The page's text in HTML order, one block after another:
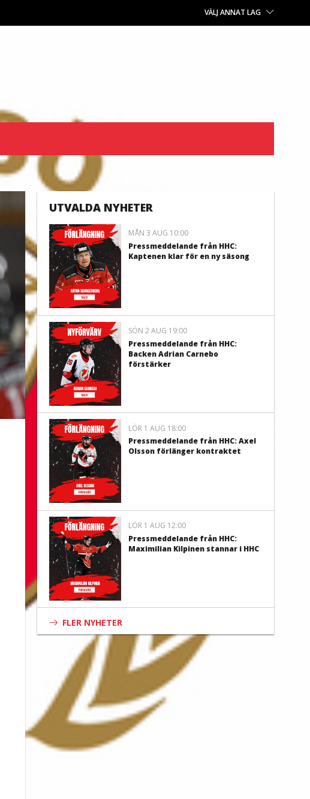
VÄLJ ANNAT LAG
UTVALDA NYHETER
MÅN 3 AUG 10:00
Pressmeddelande från HHC:
Kaptenen klar för en ny säsong
SÖN 2 AUG 19:00
Pressmeddelande från HHC:
Backen Adrian Carnebo
förstärker
LÖR 1 AUG 18:00
Pressmeddelande från HHC: Axel
Olsson förlänger kontraktet
LÖR 1 AUG 12:00
Pressmeddelande från HHC:
Maximilian Kilpinen stannar i HHC
FLER NYHETER